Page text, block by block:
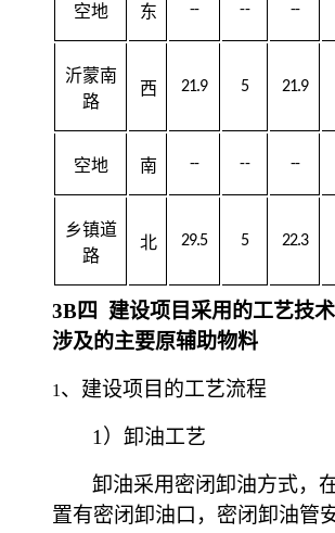
空地 东 -- -- --
沂蒙南
路
西 21.9 5 21.9
空地 南 -- -- --
乡镇道
路
北 29.5 5 22.3
3B四
建设项目采用的工艺技术
涉及的主要原辅助物料
1 、建设项目的工艺流程
1）卸油工艺
卸油采用密闭卸油方式，
置有密闭卸油口，密闭卸油管